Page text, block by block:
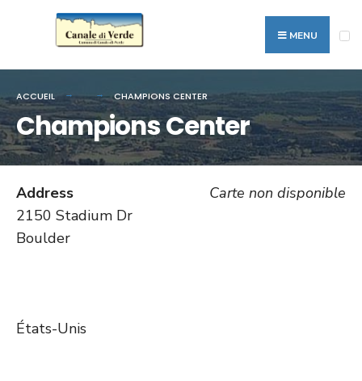
MENU
ACCUEIL CHAMPIONS CENTER
Champions Center
Carte non disponible
Address
2150 Stadium Dr
Boulder
États-Unis
Recherche